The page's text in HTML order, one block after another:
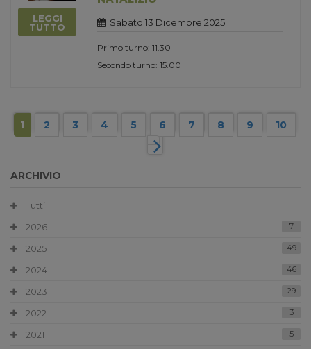
LEGGI
TUTTO
Sabato 13 Dicembre 2025
Primo turno: 11.30
Secondo turno: 15.00
1 2 3 4 5 6 7 8 9 10
ARCHIVIO
Tutti
2026
7
2025 49
2024 46
2023 29
2022 3
2021 5